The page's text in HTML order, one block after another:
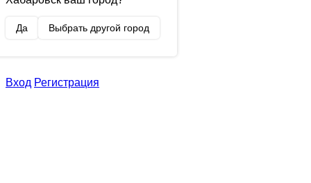
Да Выбрать другой город
Вход Регистрация